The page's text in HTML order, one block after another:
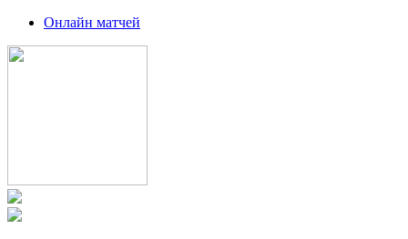
Онлайн матчей